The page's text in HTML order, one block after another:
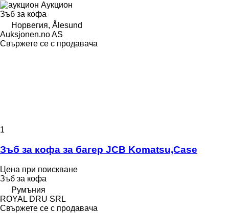
Аукцион
Зъб за кофа
Норвегия, Ålesund
Auksjonen.no AS
Свържете се с продавача
1
Зъб за кофа за багер JCB Komatsu,Case
Цена при поискване
Зъб за кофа
Румъния
ROYAL DRU SRL
Свържете се с продавача